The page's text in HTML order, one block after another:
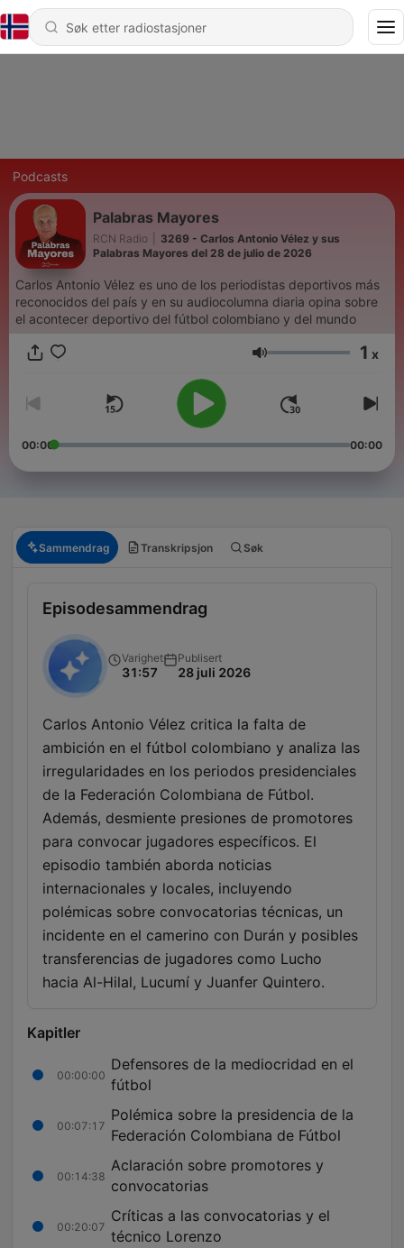
Podcasts
Palabras Mayores
RCN Radio
3269 - Carlos Antonio Vélez y sus
Palabras Mayores del 28 de julio de 2026
Carlos Antonio Vélez es uno de los periodistas deportivos más
reconocidos del país y en su audiocolumna diaria opina sobre
el acontecer deportivo del fútbol colombiano y del mundo
Volum 1 x
00:00 00:00
Sammendrag Transkripsjon Søk
Episodesammendrag
Varighet
31:57
Publisert
28 juli 2026
Carlos Antonio Vélez critica la falta de
ambición en el fútbol colombiano y analiza las
irregularidades en los periodos presidenciales
de la Federación Colombiana de Fútbol.
Además, desmiente presiones de promotores
para convocar jugadores específicos. El
episodio también aborda noticias
internacionales y locales, incluyendo
polémicas sobre convocatorias técnicas, un
incidente en el camerino con Durán y posibles
transferencias de jugadores como Lucho
hacia Al-Hilal, Lucumí y Juanfer Quintero.
Kapitler
00:00:00
Defensores de la mediocridad en el
fútbol
00:07:17
Polémica sobre la presidencia de la
Federación Colombiana de Fútbol
00:14:38
Aclaración sobre promotores y
convocatorias
00:20:07
Críticas a las convocatorias y el
técnico Lorenzo